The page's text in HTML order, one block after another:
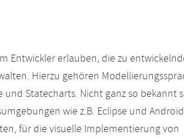
Entwickler erlauben, die zu
Hierzu gehören
und Statecharts. Nicht ganz so bekannt
wie z.B. Eclipse und
für die visuelle Implementierung von